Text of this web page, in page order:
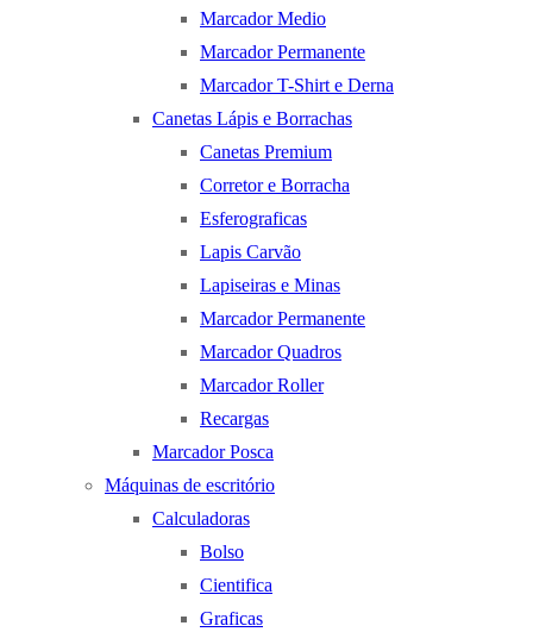
Marcador Medio
Marcador Permanente
Marcador T-Shirt e Derna
Canetas Lápis e Borrachas
Canetas Premium
Corretor e Borracha
Esferograficas
Lapis Carvão
Lapiseiras e Minas
Marcador Permanente
Marcador Quadros
Marcador Roller
Recargas
Marcador Posca
Máquinas de escritório
Calculadoras
Bolso
Cientifica
Graficas